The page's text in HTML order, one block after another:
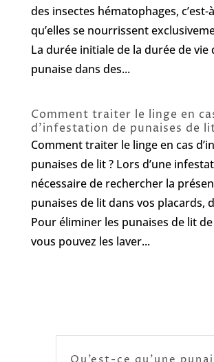
des insectes hématophages, c’est-
qu’elles se nourrissent
La durée initiale de la durée de vie
punaise dans des...
Comment traiter le linge en
d’infestation de punaises de
Comment traiter le linge en cas
punaises de lit ? Lors d’une
nécessaire de rechercher la
punaises de lit dans vos placards,
Pour éliminer les punaises de lit
vous pouvez les laver...